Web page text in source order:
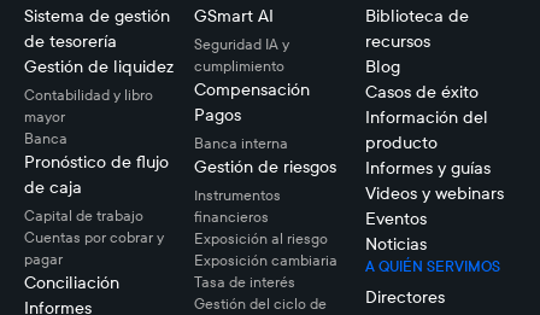
Sistema de gestión
de tesorería
Gestión de liquidez
Contabilidad y libro
mayor
Banca
Pronóstico de flujo
de caja
Capital de trabajo
Cuentas por cobrar y
pagar
Conciliación
Informes
GSmart AI
Seguridad IA y
cumplimiento
Compensación
Pagos
Banca interna
Gestión de riesgos
Instrumentos
financieros
Exposición al riesgo
Exposición cambiaria
Tasa de interés
Gestión del ciclo de
Biblioteca de
recursos
Blog
Casos de éxito
Información del
producto
Informes y guías
Videos y webinars
Eventos
Noticias
A QUIÉN SERVIMOS
Directores